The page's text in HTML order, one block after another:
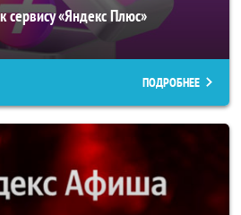
«Яндекс Плюс»
ПОДРОБНЕЕ